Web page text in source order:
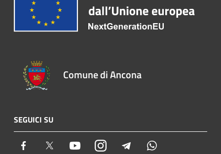
Comune di Ancona
SEGUICI SU
Facebook Twitter YoutubeInstagram Telegram